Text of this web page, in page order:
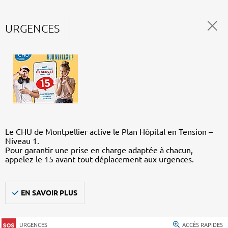
URGENCES
Le CHU de Montpellier active le Plan Hôpital en Tension –
Niveau 1.
Pour garantir une prise en charge adaptée à chacun,
appelez le 15 avant tout déplacement aux urgences.
EN SAVOIR PLUS
URGENCES ACCÈS RAPIDES